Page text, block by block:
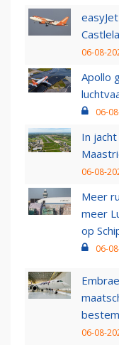
06-08-
Apollo
06-
In
06-08-
Meer
meer
op
06-
06-08-